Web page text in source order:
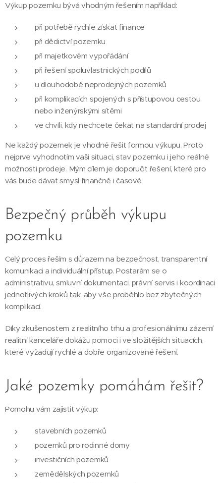
Výkup pozemku bývá vhodným řešením například:
při potřebě rychle získat finance
při dědictví pozemku
při majetkovém vypořádání
při řešení spoluvlastnických podílů
u dlouhodobě neprodejných pozemků
při komplikacích spojených s přístupovou cestou
nebo inženýrskými sítěmi
ve chvíli, kdy nechcete čekat na standardní prodej
Ne každý pozemek je vhodné řešit formou výkupu. Proto
nejprve vyhodnotím vaši situaci, stav pozemku i jeho reálné
možnosti prodeje. Mým cílem je doporučit řešení, které pro
vás bude dávat smysl finančně i časově.
Bezpečný průběh výkupu
pozemku
Celý proces řeším s důrazem na bezpečnost, transparentní
komunikaci a individuální přístup. Postarám se o
administrativu, smluvní dokumentaci, právní servis i koordinaci
jednotlivých kroků tak, aby vše proběhlo bez zbytečných
komplikací.
Díky zkušenostem z realitního trhu a profesionálnímu zázemí
realitní kanceláře dokážu pomoci i ve složitějších situacích,
které vyžadují rychlé a dobře organizované řešení.
Jaké pozemky pomáhám řešit?
Pomohu vám zajistit výkup:
stavebních pozemků
pozemků pro rodinné domy
investičních pozemků
zemědělských pozemků